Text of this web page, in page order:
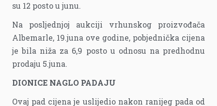
su 12 posto u junu.
Na posljednjoj aukciji vrhunskog proizvođača
Albemarle, 19.juna ove godine, pobjednička cijena
je bila niža za 6,9 posto u odnosu na predhodnu
prodaju 5.juna.
DIONICE NAGLO PADAJU
Ovaj pad cijena je uslijedio nakon ranijeg pada od